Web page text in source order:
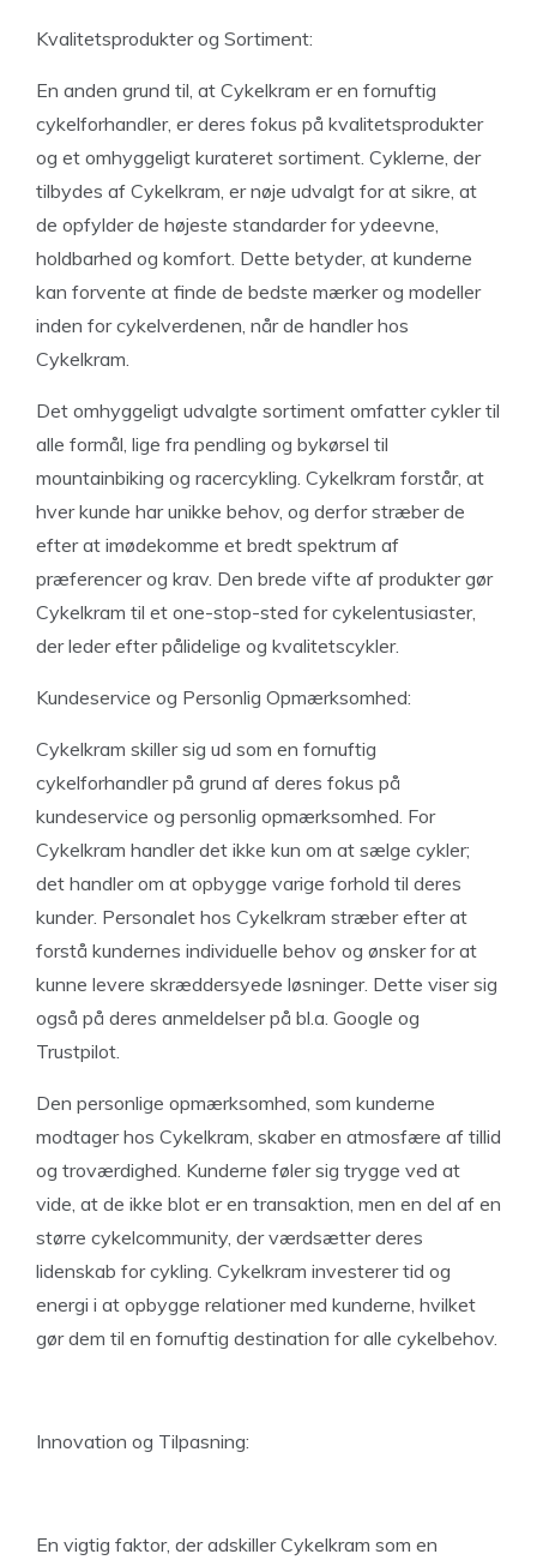
Kvalitetsprodukter og Sortiment:
En anden grund til, at Cykelkram er en fornuftig
cykelforhandler, er deres fokus på kvalitetsprodukter
og et omhyggeligt kurateret sortiment. Cyklerne, der
tilbydes af Cykelkram, er nøje udvalgt for at sikre, at
de opfylder de højeste standarder for ydeevne,
holdbarhed og komfort. Dette betyder, at kunderne
kan forvente at finde de bedste mærker og modeller
inden for cykelverdenen, når de handler hos
Cykelkram.
Det omhyggeligt udvalgte sortiment omfatter cykler til
alle formål, lige fra pendling og bykørsel til
mountainbiking og racercykling. Cykelkram forstår, at
hver kunde har unikke behov, og derfor stræber de
efter at imødekomme et bredt spektrum af
præferencer og krav. Den brede vifte af produkter gør
Cykelkram til et one-stop-sted for cykelentusiaster,
der leder efter pålidelige og kvalitetscykler.
Kundeservice og Personlig Opmærksomhed:
Cykelkram skiller sig ud som en fornuftig
cykelforhandler på grund af deres fokus på
kundeservice og personlig opmærksomhed. For
Cykelkram handler det ikke kun om at sælge cykler;
det handler om at opbygge varige forhold til deres
kunder. Personalet hos Cykelkram stræber efter at
forstå kundernes individuelle behov og ønsker for at
kunne levere skræddersyede løsninger. Dette viser sig
også på deres anmeldelser på bl.a. Google og
Trustpilot.
Den personlige opmærksomhed, som kunderne
modtager hos Cykelkram, skaber en atmosfære af tillid
og troværdighed. Kunderne føler sig trygge ved at
vide, at de ikke blot er en transaktion, men en del af en
større cykelcommunity, der værdsætter deres
lidenskab for cykling. Cykelkram investerer tid og
energi i at opbygge relationer med kunderne, hvilket
gør dem til en fornuftig destination for alle cykelbehov.
Innovation og Tilpasning:
En vigtig faktor, der adskiller Cykelkram som en